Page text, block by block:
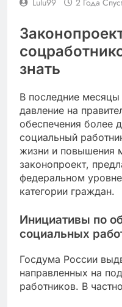
знать
В последние месяцы
давление на
обеспечения более
социальный
жизни и повышения
законопроект,
федеральном
категории граждан.
Инициативы по
социальных
Госдума России
направленных на
работников. В